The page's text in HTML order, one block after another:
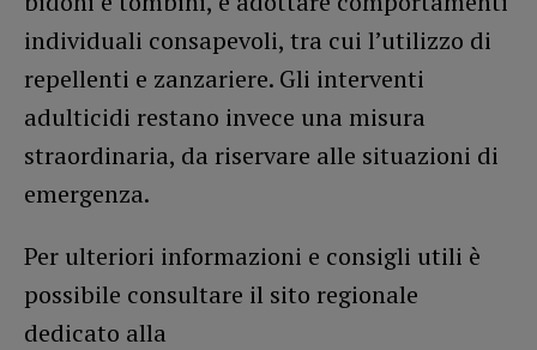
individuali consapevoli, tra cui l’utilizzo di
repellenti e zanzariere. Gli interventi
adulticidi restano invece una misura
straordinaria, da riservare alle situazioni di
emergenza.
Per ulteriori informazioni e consigli utili è
possibile consultare il sito regionale
dedicato alla